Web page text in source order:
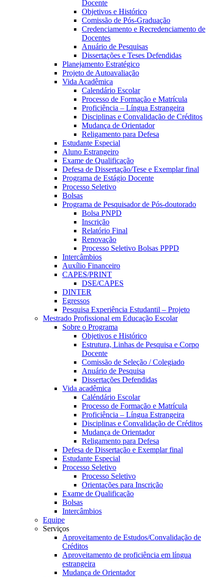
Docente
Objetivos e Histórico
Comissão de Pós-Graduação
Credenciamento e Recredenciamento de
Docentes
Anuário de Pesquisas
Dissertações e Teses Defendidas
Planejamento Estratégico
Projeto de Autoavaliação
Vida Acadêmica
Calendário Escolar
Processo de Formação e Matrícula
Proficiência – Língua Estrangeira
Disciplinas e Convalidação de Créditos
Mudança de Orientador
Religamento para Defesa
Estudante Especial
Aluno Estrangeiro
Exame de Qualificação
Defesa de Dissertação/Tese e Exemplar final
Programa de Estágio Docente
Processo Seletivo
Bolsas
Programa de Pesquisador de Pós-doutorado
Bolsa PNPD
Inscrição
Relatório Final
Renovação
Processo Seletivo Bolsas PPPD
Intercâmbios
Auxílio Financeiro
CAPES/PRINT
DSE/CAPES
DINTER
Egressos
Pesquisa Experiência Estudantil – Projeto
Mestrado Profissional em Educação Escolar
Sobre o Programa
Objetivos e Histórico
Estrutura, Linhas de Pesquisa e Corpo
Docente
Comissão de Seleção / Colegiado
Anuário de Pesquisa
Dissertações Defendidas
Vida acadêmica
Caléndário Escolar
Processo de Formação e Matrícula
Proficiência – Língua Estrangeira
Disciplinas e Convalidação de Créditos
Mudança de Orientador
Religamento para Defesa
Defesa de Dissertação e Exemplar final
Estudante Especial
Processo Seletivo
Processo Seletivo
Orientações para Inscrição
Exame de Qualificação
Bolsas
Intercâmbios
Equipe
Serviços
Aproveitamento de Estudos/Convalidação de
Créditos
Aproveitamento de proficiência em língua
estrangeira
Mudança de Orientador